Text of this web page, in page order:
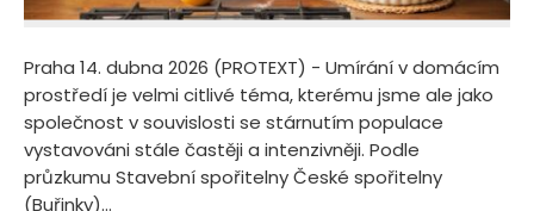
Praha 14. dubna 2026 (PROTEXT) - Umírání v domácím
prostředí je velmi citlivé téma, kterému jsme ale jako
společnost v souvislosti se stárnutím populace
vystavováni stále častěji a intenzivněji. Podle
průzkumu Stavební spořitelny České spořitelny
(Buřinky)...